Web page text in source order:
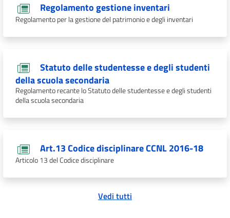
Regolamento gestione inventari
Regolamento per la gestione del patrimonio e degli inventari
Statuto delle studentesse e degli studenti
della scuola secondaria
Regolamento recante lo Statuto delle studentesse e degli studenti
della scuola secondaria
Art.13 Codice disciplinare CCNL 2016-18
Articolo 13 del Codice disciplinare
Vedi tutti